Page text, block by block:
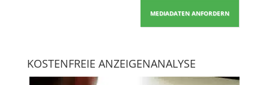
MEDIADATEN ANFORDERN
KOSTENFREIE ANZEIGENANALYSE